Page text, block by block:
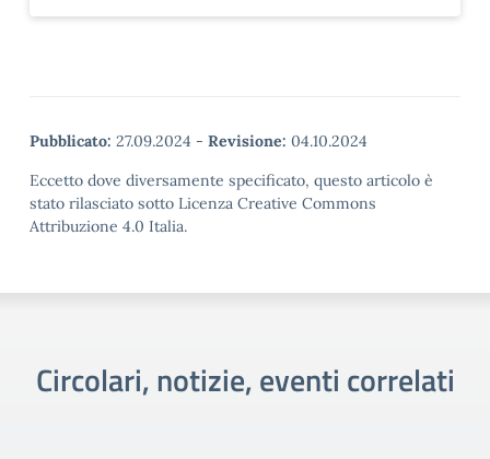
Pubblicato: 27.09.2024 - Revisione: 04.10.2024
Eccetto dove diversamente specificato, questo articolo è
stato rilasciato sotto Licenza Creative Commons
Attribuzione 4.0 Italia.
Circolari, notizie, eventi correlati